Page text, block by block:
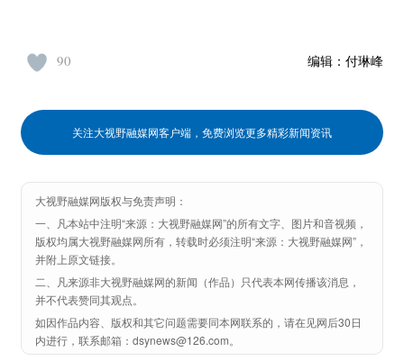
编辑： 付琳峰
90
关注大视野融媒网客户端，免费浏览更多精彩新闻资讯
大视野融媒网版权与免责声明：
一、凡本站中注明“来源：大视野融媒网”的所有文字、图片和音视频，
版权均属大视野融媒网所有，转载时必须注明“来源：大视野融媒网”，
并附上原文链接。
二、凡来源非大视野融媒网的新闻（作品）只代表本网传播该消息，
并不代表赞同其观点。
如因作品内容、版权和其它问题需要同本网联系的，请在见网后30日
内进行，联系邮箱：dsynews@126.com。